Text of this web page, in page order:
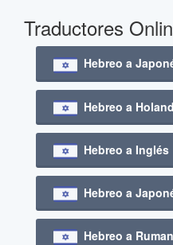
Traductores
Hebreo a
Hebreo a
Hebreo a Inglés
Hebreo a
Hebreo a